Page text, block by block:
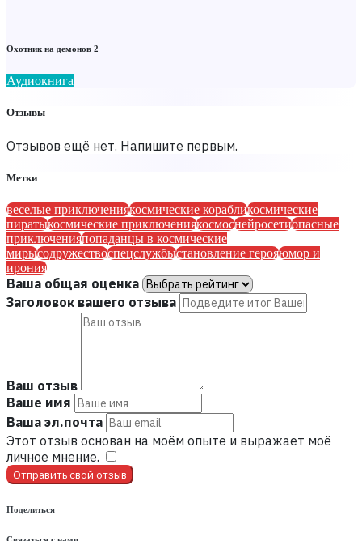
Охотник на демонов 2
Аудиокнига
Отзывы
Отзывов ещё нет. Напишите первым.
Метки
веселые приключениякосмические корабликосмические
пиратыкосмические приключениякосмоснейросетиопасные
приключенияпопаданцы в космические
мирысодружествоспецслужбыстановление герояюмор и
ирония
Ваша общая оценка
Заголовок вашего отзыва
Ваш отзыв
Ваше имя
Ваша эл.почта
Этот отзыв основан на моём опыте и выражает моё
личное мнение.
Отправить свой отзыв
Поделиться